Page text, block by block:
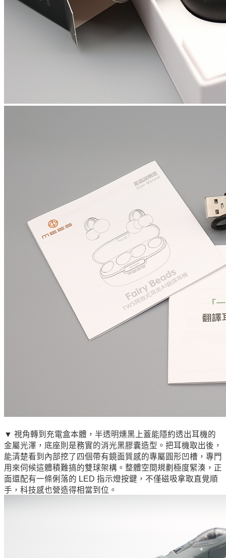
▼ 視角轉到充電盒本體，半透明燻黑上蓋能隱約透出耳機的
金屬光澤，底座則是務實的消光黑膠囊造型。把耳機取出後，
能清楚看到內部挖了四個帶有鏡面質感的專屬圓形凹槽，專門
用來伺候這體積難搞的雙球架構。整體空間規劃極度緊湊，正
面還配有一條俐落的 LED 指示燈按鍵，不僅磁吸拿取直覺順
手，科技感也營造得相當到位。